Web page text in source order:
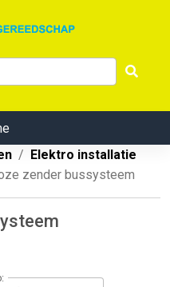
Elektro installatie
zender bussysteem